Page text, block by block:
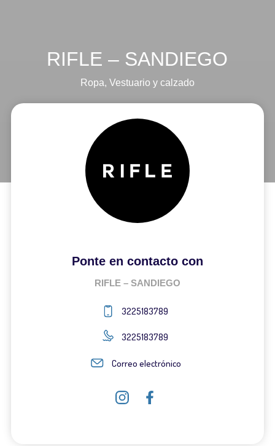
RIFLE – SANDIEGO
Ropa, Vestuario y calzado
Ponte en contacto con
RIFLE – SANDIEGO
3225183789
3225183789
Correo electrónico